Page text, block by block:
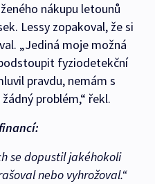
nákupu letounů
Lessy zopakoval, že si
„Jediná moje možná
fyziodetekční
pravdu, nemám s
problém,“ řekl.
se dopustil jakéhokoli
nebo vyhrožoval.“